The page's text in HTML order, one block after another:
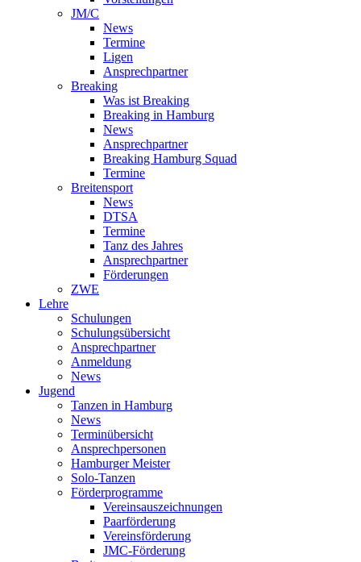
JM/C
News
Termine
Ligen
Ansprechpartner
Breaking
Was ist Breaking
Breaking in Hamburg
News
Ansprechpartner
Breaking Hamburg Squad
Termine
Breitensport
News
DTSA
Termine
Tanz des Jahres
Ansprechpartner
Förderungen
ZWE
Lehre
Schulungen
Schulungsübersicht
Ansprechpartner
Anmeldung
News
Jugend
Tanzen in Hamburg
News
Terminübersicht
Ansprechpersonen
Hamburger Meister
Solo-Tanzen
Förderprogramme
Vereinsauszeichnungen
Paarförderung
Vereinsförderung
JMC-Förderung